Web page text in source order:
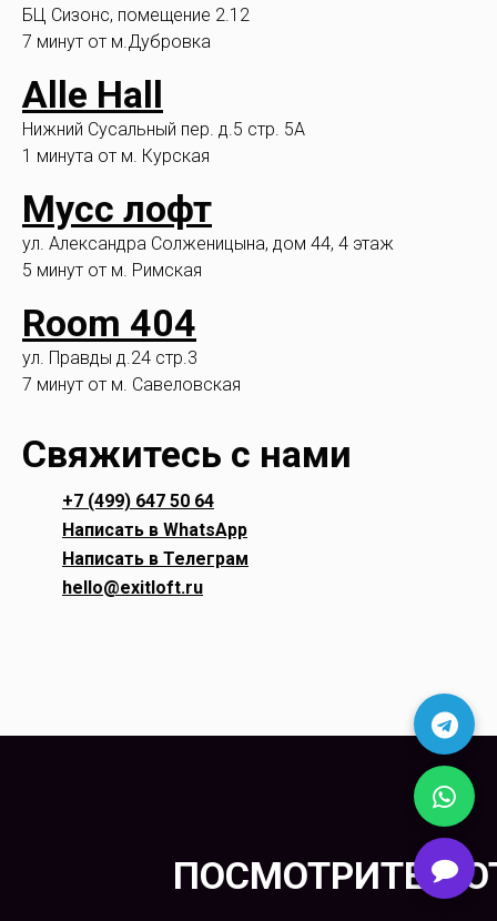
БЦ Сизонс, помещение 2.12
7 минут от м.Дубровка
Alle Hall
Нижний Сусальный пер. д.5 стр. 5А
1 минута от м. Курская
Мусс лофт
ул. Александра Солженицына, дом 44, 4 этаж
5 минут от м. Римская
Room 404
ул. Правды д.24 стр.3
7 минут от м. Савеловская
Свяжитесь с нами
+7 (499) 647 50 64
Написать в WhatsApp
Написать в Телеграм
hello@exitloft.ru
ПОСМОТРИТЕ